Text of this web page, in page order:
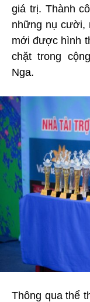
giá trị. Thành
những nụ cười,
mới được hình
chặt trong
Nga.
Thông qua thể